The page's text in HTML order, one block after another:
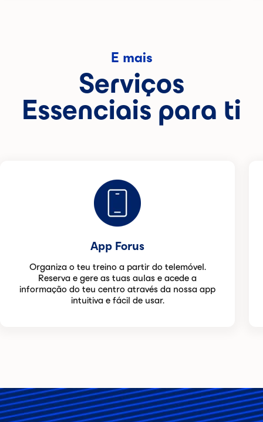
E mais
Serviços
Essenciais para ti
App Forus
Organiza o teu treino a partir do telemóvel.
Reserva e gere as tuas aulas e acede a
informação do teu centro através da nossa app
intuitiva e fácil de usar.